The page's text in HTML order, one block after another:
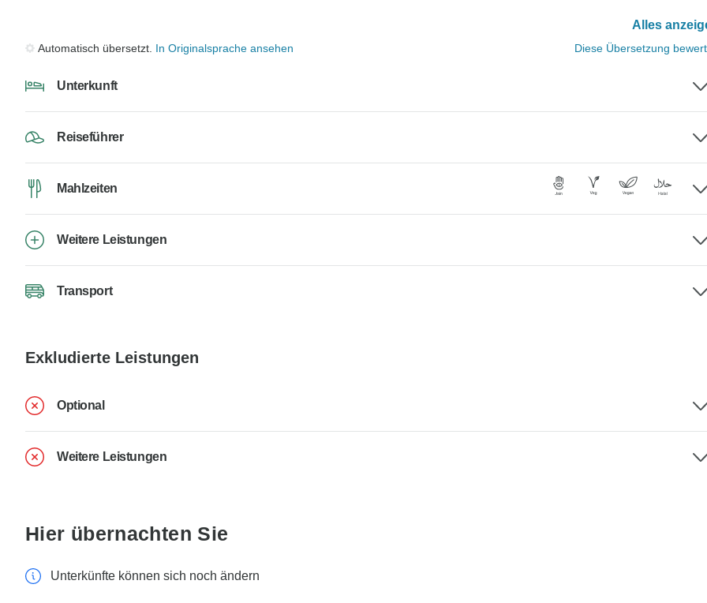
Alles
Automatisch übersetzt. In Originalsprache ansehen Diese Übersetzung
Unterkunft
Reiseführer
Mahlzeiten
Weitere Leistungen
Transport
Exkludierte Leistungen
Optional
Weitere Leistungen
Hier übernachten Sie
Unterkünfte können sich noch ändern